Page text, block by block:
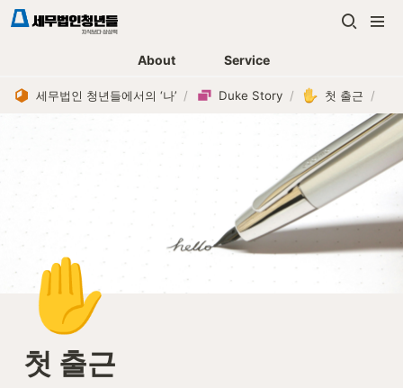
About Service
세무법인 청년들에서의 ‘나’ / Duke Story / 첫 출근 /
✋
첫 출근